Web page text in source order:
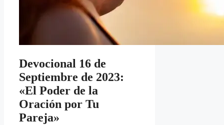
Devocional 16 de
Septiembre de 2023:
«El Poder de la
Oración por Tu
Pareja»